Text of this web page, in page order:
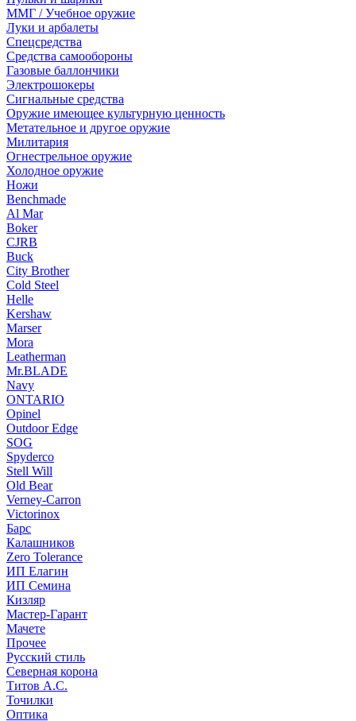
ММГ / Учебное оружие
Луки и арбалеты
Спецсредства
Средства самообороны
Газовые баллончики
Электрошокеры
Сигнальные средства
Оружие имеющее культурную ценность
Метательное и другое оружие
Милитария
Огнестрельное оружие
Холодное оружие
Ножи
Benchmade
Al Mar
Boker
CJRB
Buck
City Brother
Cold Steel
Helle
Kershaw
Marser
Mora
Leatherman
Mr.BLADE
Navy
ONTARIO
Opinel
Outdoor Edge
SOG
Spyderco
Stell Will
Old Bear
Verney-Carron
Victorinox
Барс
Калашников
Zero Tolerance
ИП Елагин
ИП Семина
Кизляр
Мастер-Гарант
Мачете
Прочее
Русский стиль
Северная корона
Титов А.С.
Точилки
Оптика